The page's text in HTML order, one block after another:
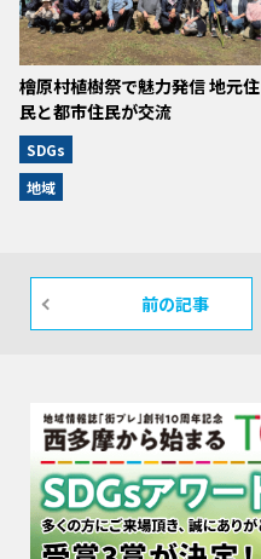
檜原村植樹祭で魅力発信 地元住
民と都市住民が交流
SDGs
地域
前の記事